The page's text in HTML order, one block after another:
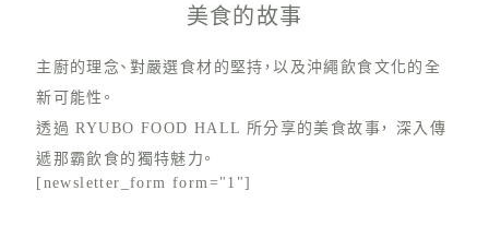
美食的故事
主廚的理念、對嚴選食材的堅持，以及沖繩飲食文化的全
新可能性。
透過 RYUBO FOOD HALL 所分享的美食故事， 深入傳
遞那霸飲食的獨特魅力。
[newsletter_form form="1"]